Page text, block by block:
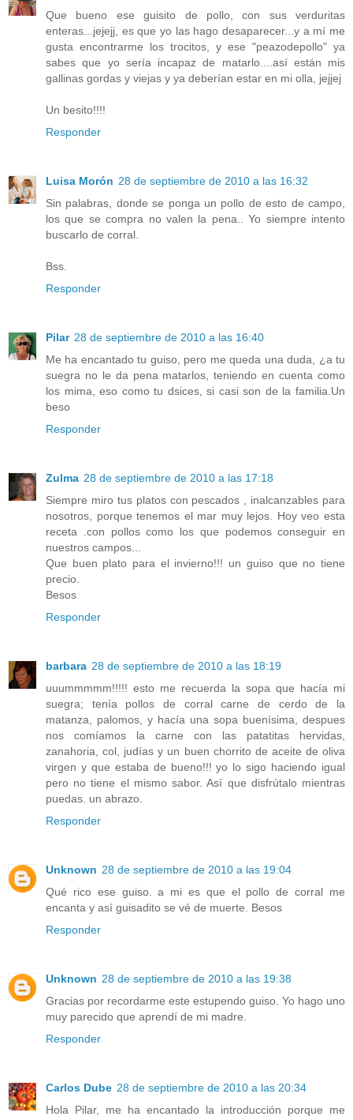
Que bueno ese guisito de pollo, con sus verduritas
enteras...jejejj, es que yo las hago desaparecer...y a mí me
gusta encontrarme los trocitos, y ese "peazodepollo" ya
sabes que yo sería incapaz de matarlo....así están mis
gallinas gordas y viejas y ya deberían estar en mi olla, jejjej
Un besito!!!!
Responder
Luisa Morón 28 de septiembre de 2010 a las 16:32
Sin palabras, donde se ponga un pollo de esto de campo,
los que se compra no valen la pena.. Yo siempre intento
buscarlo de corral.
Bss.
Responder
Pilar 28 de septiembre de 2010 a las 16:40
Me ha encantado tu guiso, pero me queda una duda, ¿a tu
suegra no le da pena matarlos, teniendo en cuenta como
los mima, eso como tu dsices, si casi son de la familia.Un
beso
Responder
Zulma 28 de septiembre de 2010 a las 17:18
Siempre miro tus platos con pescados , inalcanzables para
nosotros, porque tenemos el mar muy lejos. Hoy veo esta
receta .con pollos como los que podemos conseguir en
nuestros campos...
Que buen plato para el invierno!!! un guiso que no tiene
precio.
Besos
Responder
barbara 28 de septiembre de 2010 a las 18:19
uuummmmm!!!!! esto me recuerda la sopa que hacía mi
suegra; tenía pollos de corral carne de cerdo de la
matanza, palomos, y hacía una sopa buenísima, despues
nos comíamos la carne con las patatitas hervidas,
zanahoria, col, judías y un buen chorrito de aceite de oliva
virgen y que estaba de bueno!!! yo lo sigo haciendo igual
pero no tiene el mismo sabor. Así que disfrútalo mientras
puedas. un abrazo.
Responder
Unknown 28 de septiembre de 2010 a las 19:04
Qué rico ese guiso. a mi es que el pollo de corral me
encanta y así guisadito se vé de muerte. Besos
Responder
Unknown 28 de septiembre de 2010 a las 19:38
Gracias por recordarme este estupendo guiso. Yo hago uno
muy parecido que aprendí de mi madre.
Responder
Carlos Dube 28 de septiembre de 2010 a las 20:34
Hola Pilar, me ha encantado la introducción porque me